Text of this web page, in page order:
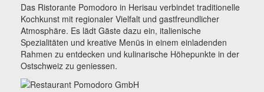
Das Ristorante Pomodoro in Herisau verbindet traditionelle
Kochkunst mit regionaler Vielfalt und gastfreundlicher
Atmosphäre. Es lädt Gäste dazu ein, italienische
Spezialitäten und kreative Menüs in einem einladenden
Rahmen zu entdecken und kulinarische Höhepunkte in der
Ostschweiz zu geniessen.